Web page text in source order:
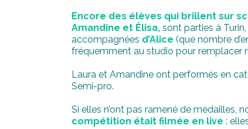
Encore des élèves qui brillent sur
Amandine et Élisa, sont parties à
accompagnées d’Alice (que nombre
fréquemment au studio pour remplacer
Laura et Amandine ont performés en
Semi-pro.
Si elles n’ont pas ramené de médailles,
compétition était filmée en live :